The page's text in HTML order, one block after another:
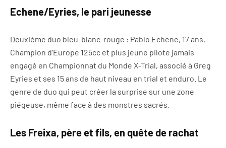
Echene/Eyries, le pari jeunesse
Deuxième duo bleu-blanc-rouge : Pablo Echene, 17 ans,
Champion d’Europe 125cc et plus jeune pilote jamais
engagé en Championnat du Monde X-Trial, associé à Greg
Eyries et ses 15 ans de haut niveau en trial et enduro. Le
genre de duo qui peut créer la surprise sur une zone
piégeuse, même face à des monstres sacrés.
Les Freixa, père et fils, en quête de rachat